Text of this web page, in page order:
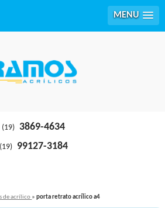
MENU
(19) 3869-4634
(19) 99127-3184
de acrílico »porta retrato acrílico a4